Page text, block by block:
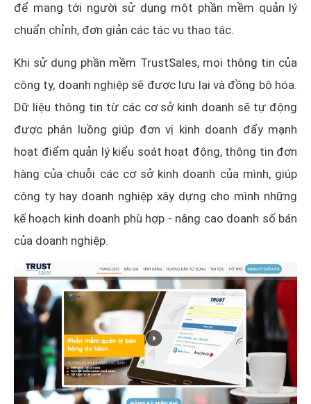
để mang tới người sử dụng một phần mềm quản lý
chuẩn chỉnh, đơn giản các tác vụ thao tác.
Khi sử dụng phần mềm TrustSales, mọi thông tin của
công ty, doanh nghiệp sẽ được lưu lại và đồng bộ hóa.
Dữ liệu thông tin từ các cơ sở kinh doanh sẽ tự động
được phân luồng giúp đơn vị kinh doanh đẩy mạnh
hoạt điểm quản lý kiểu soát hoạt động, thông tin đơn
hàng của chuỗi các cơ sở kinh doanh của mình, giúp
công ty hay doanh nghiệp xây dựng cho mình những
kế hoạch kinh doanh phù hợp - nâng cao doanh số bán
của doanh nghiệp.